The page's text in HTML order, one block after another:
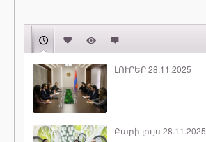
ԼՈՒՐԵՐ 28.11.2025
Բարի լույս 28.11.2025